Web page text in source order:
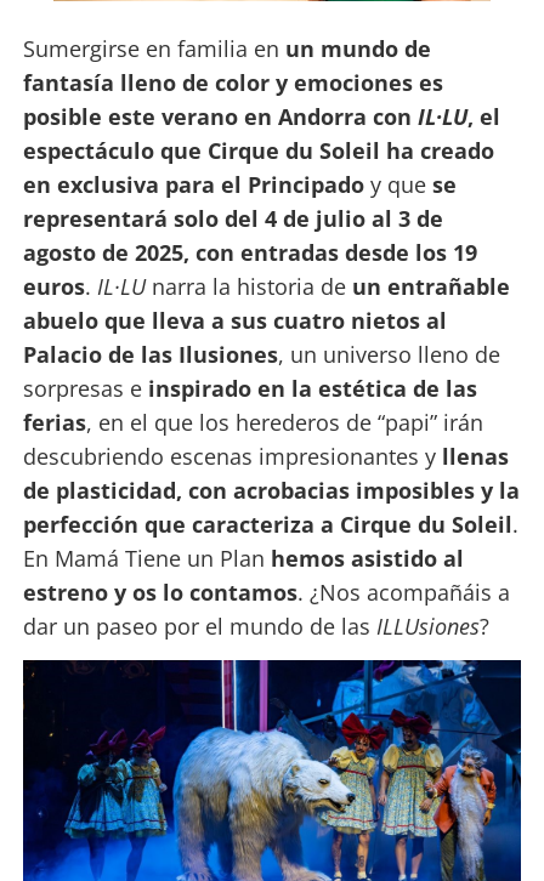
Sumergirse en familia en un mundo de
fantasía lleno de color y emociones es
posible este verano en Andorra con IL·LU, el
espectáculo que Cirque du Soleil ha creado
en exclusiva para el Principado y que se
representará solo del 4 de julio al 3 de
agosto de 2025, con entradas desde los 19
euros. IL·LUnarra la historia de un entrañable
abuelo que lleva a sus cuatro nietos al
Palacio de las Ilusiones, un universo lleno de
sorpresas e inspirado en la estética de las
ferias, en el que los herederos de “papi” irán
descubriendo escenas impresionantes y llenas
de plasticidad, con acrobacias imposibles y la
perfección que caracteriza a Cirque du Soleil.
En Mamá Tiene un Plan hemos asistido al
estreno y os lo contamos. ¿Nos acompañáis a
dar un paseo por el mundo de las ILLUsiones?